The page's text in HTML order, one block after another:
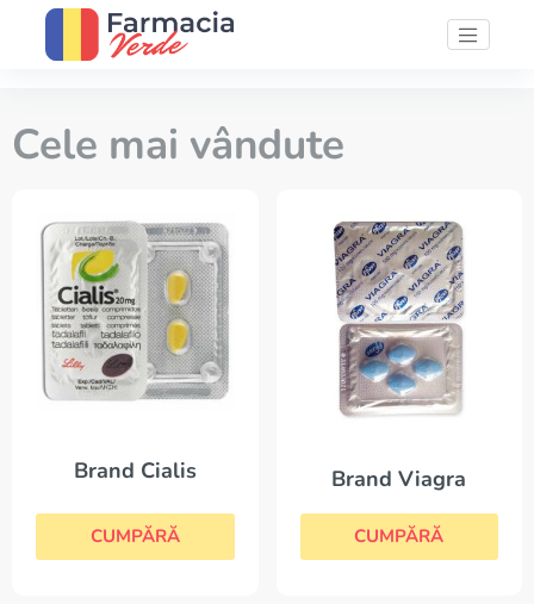
Cele mai vândute
Brand Cialis
CUMPĂRĂ
Brand Viagra
CUMPĂRĂ